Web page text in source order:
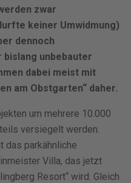
zwar
keiner Umwidmung)
dennoch
unbebauter
dabei meist mit
am Obstgarten“ daher.
um mehrere 10.000
versiegelt werden.
das parkähnliche
Villa, das jetzt
Resort“ wird. Gleich